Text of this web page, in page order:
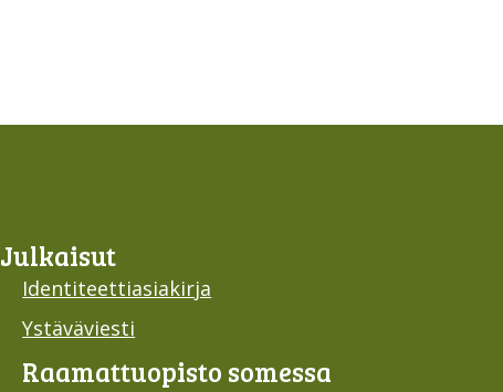
Julkaisut
Identiteettiasiakirja
Ystäväviesti
Raamattu­opisto somessa